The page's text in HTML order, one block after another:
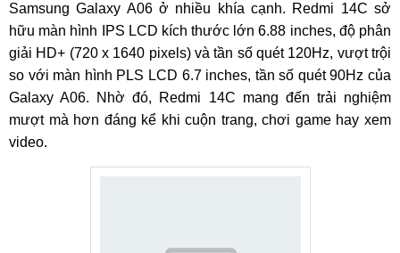
Samsung Galaxy A06 ở nhiều khía cạnh. Redmi 14C sở
hữu màn hình IPS LCD kích thước lớn 6.88 inches, độ phân
giải HD+ (720 x 1640 pixels) và tần số quét 120Hz, vượt trội
so với màn hình PLS LCD 6.7 inches, tần số quét 90Hz của
Galaxy A06. Nhờ đó, Redmi 14C mang đến trải nghiệm
mượt mà hơn đáng kể khi cuộn trang, chơi game hay xem
video.